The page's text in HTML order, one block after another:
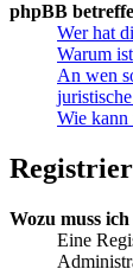
phpBB
Wer hat
Warum
An wen
Wie kann
Wozu muss
Eine